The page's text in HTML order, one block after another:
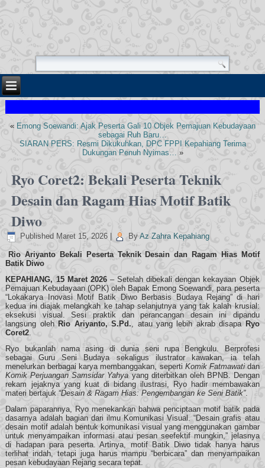
« Emong Soewandi: Ajak Peserta Gali 10 Objek Pemajuan Kebudayaan
sebagai Ruh Baru…
SIARAN PERS: Resmi Dikukuhkan, DPC FPPI Kepahiang Terima
Dukungan Penuh Nyimas… »
Ryo Coret2: Bekali Peserta Teknik
Desain dan Ragam Hias Motif Batik
Diwo
Published Maret 15, 2026 By Az Zahra Kepahiang
Rio Ariyanto Bekali Peserta Teknik Desain dan Ragam Hias Motif
Batik Diwo
KEPAHIANG, 15 Maret 2026– Setelah dibekali dengan kekayaan Objek
Pemajuan Kebudayaan (OPK) oleh Bapak Emong Soewandi, para peserta
“Lokakarya Inovasi Motif Batik Diwo Berbasis Budaya Rejang” di hari
kedua ini diajak melangkah ke tahap selanjutnya yang tak kalah krusial:
eksekusi visual. Sesi praktik dan perancangan desain ini dipandu
langsung oleh Rio Ariyanto, S.Pd., atau yang lebih akrab disapa Ryo
Coret2.
Ryo bukanlah nama asing di dunia seni rupa Bengkulu. Berprofesi
sebagai Guru Seni Budaya sekaligus ilustrator kawakan, ia telah
menelurkan berbagai karya membanggakan, seperti Komik Fatmawatidan
Komik Perjuangan Samsidar Yahya yang diterbitkan oleh BPNB. Dengan
rekam jejaknya yang kuat di bidang ilustrasi, Ryo hadir membawakan
materi bertajuk “Desain & Ragam Hias: Pengembangan ke Seni Batik”.
Dalam paparannya, Ryo menekankan bahwa penciptaan motif batik pada
dasarnya adalah bagian dari ilmu Komunikasi Visual. “Desain grafis atau
desain motif adalah bentuk komunikasi visual yang menggunakan gambar
untuk menyampaikan informasi atau pesan seefektif mungkin,” jelasnya
di hadapan para peserta. Artinya, motif Batik Diwo tidak hanya harus
terlihat indah, tetapi juga harus mampu “berbicara” dan menyampaikan
pesan kebudayaan Rejang secara tepat.